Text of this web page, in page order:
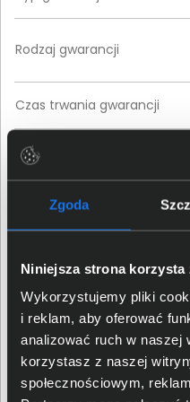
Zgoda
Niniejsza strona
Wykorzystujemy pliki
i reklam, aby oferować
analizować ruch w naszej
korzystasz z naszej
społecznościowym,
Rodzaj gwarancji
Czas trwania gwarancji
Materiał wykonania
obudowy
Wysokość (mm)
Szerokość (mm)
Głębokość (mm)